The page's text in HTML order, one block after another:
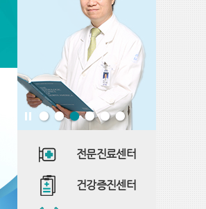
전문진료센터
건강증진센터